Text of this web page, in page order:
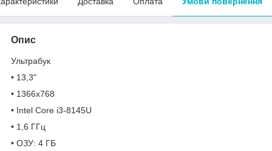
Опис
Ультрабук
• 13,3"
• 1366x768
• Intel Core i3-8145U
• 1,6 ГГц
• ОЗУ: 4 ГБ